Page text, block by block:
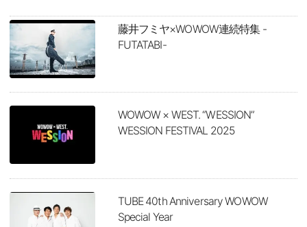
藤井フミヤ×WOWOW連続特集 -
FUTATABI-
WOWOW × WEST. “WESSION”
WESSION FESTIVAL 2025
TUBE 40th Anniversary WOWOW
Special Year